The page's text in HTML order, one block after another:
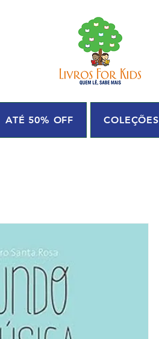
ATÉ 50% OFF COLEÇÕES